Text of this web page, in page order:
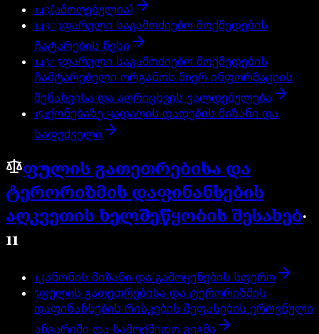
143(ამოღებულია)
143^3ფარული საგამოძიებო მოქმედების
ჩატარების წესი
143^5ფარული საგამოძიებო მოქმედების
ჩამტარებელი ორგანოს მიერ ინფორმაციის
შენახვისა და აღრიცხვის ვალდებულება
151ქონებაზე ყადაღის დადების მიზანი და
საფუძველი
ფულის გათეთრებისა და
ტერორიზმის დაფინანსების
აღკვეთის ხელშეწყობის შესახებ·
11
1კანონის მიზანი და გამოყენების სფერო
5ფულის გათეთრებისა და ტერორიზმის
დაფინანსების რისკების შეფასების ეროვნული
ანგარიში და სამოქმედო გეგმა